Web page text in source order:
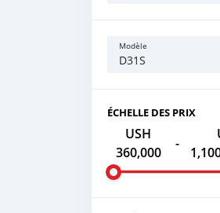
Modèle
D31S
ÉCHELLE DES PRIX
USH
360,000
-